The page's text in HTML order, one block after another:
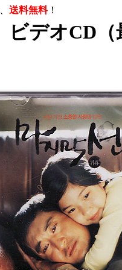
送料無料！
デオCD（